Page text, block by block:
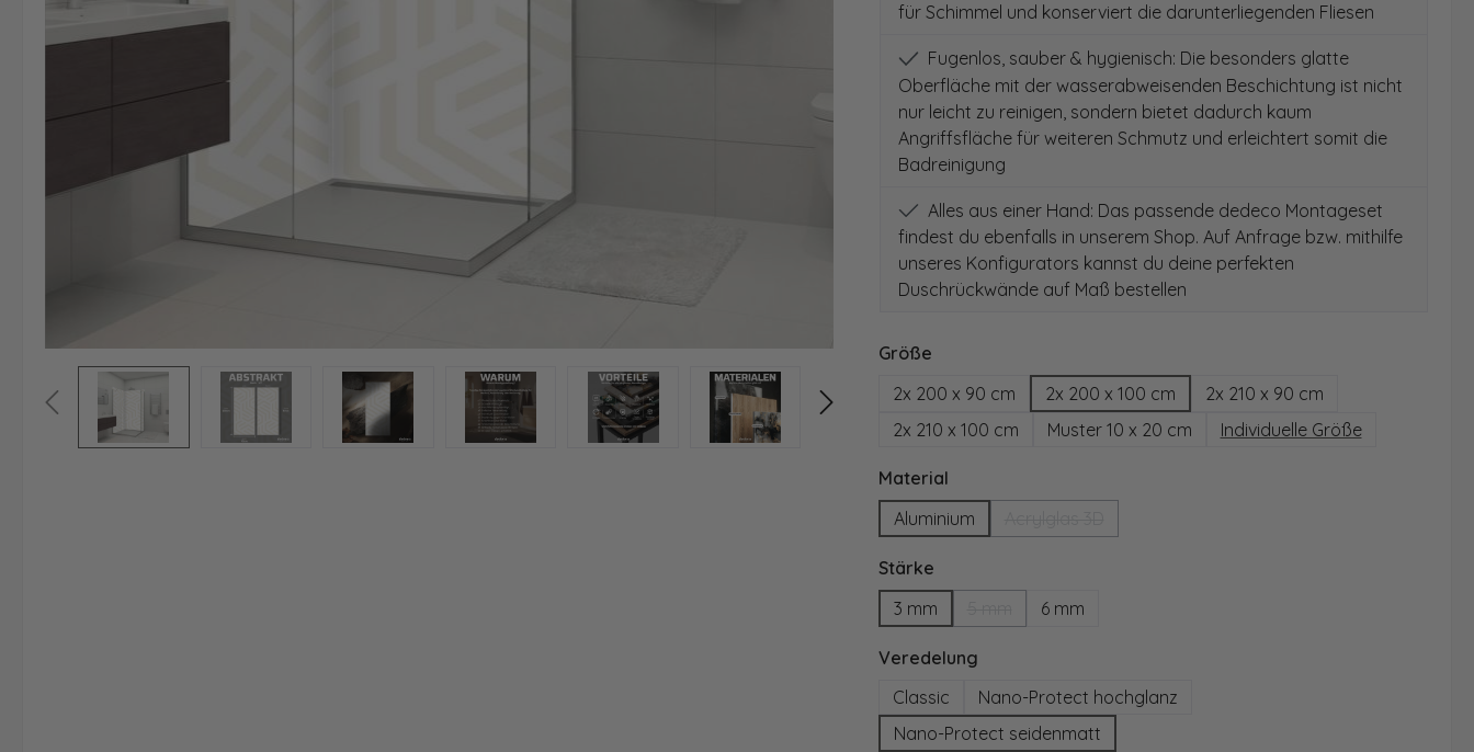
für Schimmel und konserviert die darunterliegenden Fliesen
Fugenlos, sauber & hygienisch: Die besonders glatte
Oberfläche mit der wasserabweisenden Beschichtung ist nicht
nur leicht zu reinigen, sondern bietet dadurch kaum
Angriffsfläche für weiteren Schmutz und erleichtert somit die
Badreinigung
Alles aus einer Hand: Das passende dedeco Montageset
findest du ebenfalls in unserem Shop. Auf Anfrage bzw. mithilfe
unseres Konfigurators kannst du deine perfekten
Duschrückwände auf Maß bestellen
Größeauswählen
2x 200 x 90 cm
2x 200 x 100 cm
2x 210 x 90 cm
2x 210 x 100 cm
Muster 10 x 20 cm Individuelle Größe
Materialauswählen
Aluminium
Stärkeauswählen
3 mm
(Diese Option ist zurzeit nicht verfügbar.)
6 mm
Veredelungauswählen
Classic
Nano-Protect hochglanz
Nano-Protect seidenmatt